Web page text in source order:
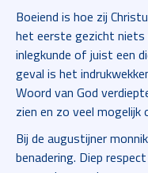
Boeiend is hoe zij
het eerste gezicht niets
inlegkunde of juist een
geval is het
Woord van God
zien en zo veel mogelijk
Bij de augustijner
benadering. Diep